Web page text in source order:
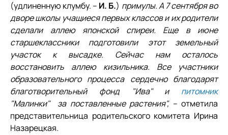
(удлиненную клумбу. – И. Б.) примулы. А 7 сентября во
дворе школы учащиеся первых классов и их родители
сделали аллею японской спиреи. Еще в июне
старшеклассники подготовили этот земельный
участок к высадке. Сейчас нам осталось
восстановить аллею кизильника. Все участники
образовательного процесса сердечно благодарят
благотворительный фонд "Ива" и питомник
"Малинки" за поставленные растения", – отметила
представительница родительского комитета Ирина
Назарецкая.